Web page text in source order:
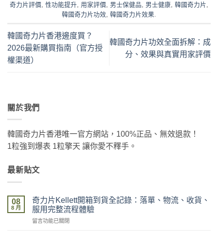
奇力片評價 性功能提升 用家評價 男士保健品 男士健康 韓國奇力片
韓國奇力片功效 韓國奇力片效果
韓國奇力片香港邊度買？
2026最新購買指南（官方授
權渠道）
韓國奇力片功效全面拆解：成
分、效果與真實用家評價
關於我們
韓國奇力片香港唯一官方網站，100%正品、無效退款！
1粒強到爆表 1粒擎天 讓你愛不釋手。
最新貼文
08
8 月
奇力片Kellett開箱到貨全記錄：落單、物流、收貨、
服用完整流程體驗
在
留言功能已關閉